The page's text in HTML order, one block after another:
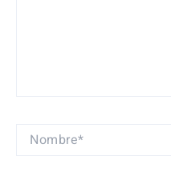
NOMBRE*